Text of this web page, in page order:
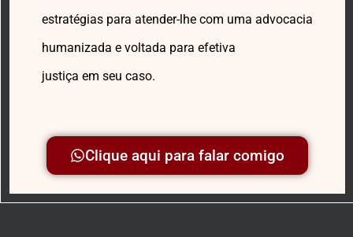
estratégias para atender-lhe com uma advocacia
humanizada e voltada para efetiva
justiça em seu caso.
Clique aqui para falar comigo